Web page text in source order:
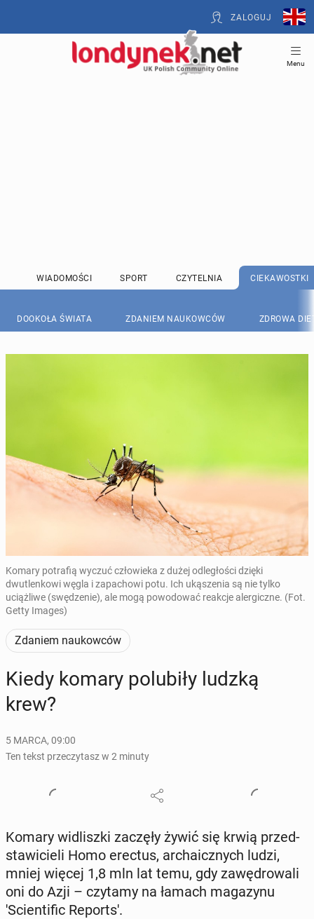
ZALOGUJ
Menu
WIADOMOŚCI SPORT CZYTELNIA CIEKAWOSTKI
DOOKOŁA ŚWIATA ZDANIEM NAUKOWCÓW ZDROWA
Komary potrafią wyczuć człowieka z dużej odległości dzięki
dwutlenkowi węgla i zapachowi potu. Ich ukąszenia są nie tylko
uciążliwe (swędzenie), ale mogą powodować reakcje alergiczne. (Fot.
Getty Images)
Zdaniem naukowców
Kiedy komary po­lu­bi­ły ludzką
krew?
5 MARCA, 09:00
Ten tekst przeczytasz w 2 minuty
Komary wi­dlisz­ki zaczęły żywić się krwią przed­
sta­wi­cie­li Homo erectus, ar­cha­icz­nych ludzi,
mniej więcej 1,8 mln lat temu, gdy za­wę­dro­wa­li
oni do Azji – czytamy na łamach ma­ga­zy­nu
'Scien­ti­fic Re­port­s'.